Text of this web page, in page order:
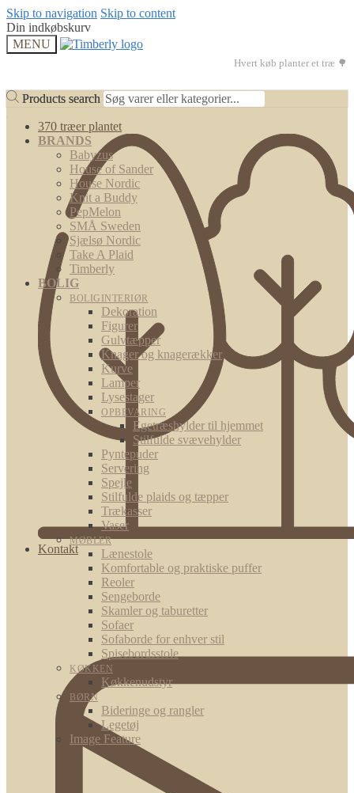
Skip to navigation Skip to content
Din indkøbskurv
MENU
Hvert køb planter et træ 🌳
Products search
370 træer plantet
Kontakt
Products search
BRANDS
Babyzus
House of Sander
House Nordic
Knit a Buddy
PepMelon
SMÅ Sweden
Sjælsø Nordic
Take A Plaid
Timberly
BOLIG
BOLIGINTERIØR
Dekoration
Figurer
Gulvtæpper
Knager og knagerækker
Kurve
Lamper
Lysestager
OPBEVARING
Egetræshylder til hjemmet
Stilfulde svævehylder
Pyntepuder
Servering
Spejle
Stilfulde plaids og tæpper
Trækasser
Vaser
MØBLER
Lænestole
Komfortable og praktiske puffer
Reoler
Sengeborde
Skamler og taburetter
Sofaer
Sofaborde for enhver stil
Spisebordsstole
KØKKEN
Køkkenudstyr
BØRN
Bideringe og rangler
Legetøj
Image Feature